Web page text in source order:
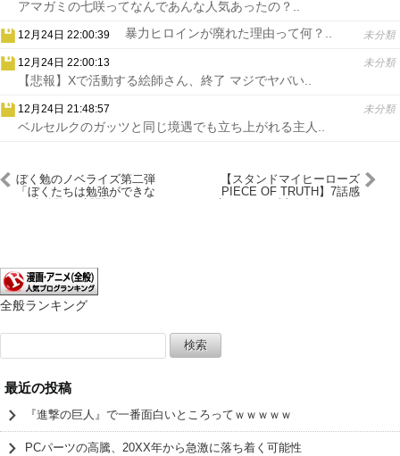
アマガミの七咲ってなんであんな人気あったの？..
12月24日 22:00:39 未分類
暴力ヒロインが廃れた理由って何？..
12月24日 22:00:13 未分類
【悲報】Xで活動する絵師さん、終了 マジでヤバい..
12月24日 21:48:57 未分類
ベルセルクのガッツと同じ境遇でも立ち上がれる主人..
ぼく勉のノベライズ第二弾
「ぼくたちは勉強ができな
【スタンドマイヒーローズ
PIECE OF TRUTH】7話感
全般ランキング
索:
最近の投稿
『進撃の巨人』で一番面白いところってｗｗｗｗｗ
PCパーツの高騰、20XX年から急激に落ち着く可能性